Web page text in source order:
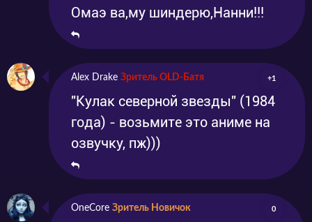
Омаэ ва,му шиндерю,Нанни!!!
Alex Drake Зритель OLD-Батя +1
"Кулак северной звезды" (1984
года) - возьмите это аниме на
озвучку, пж)))
OneCore Зритель Новичок 0